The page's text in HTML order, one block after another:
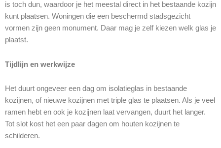
is toch dun, waardoor je het meestal direct in het bestaande kozijn
kunt plaatsen. Woningen die een beschermd stadsgezicht
vormen zijn geen monument. Daar mag je zelf kiezen welk glas je
plaatst.
Tijdlijn en werkwijze
Het duurt ongeveer een dag om isolatieglas in bestaande
kozijnen, of nieuwe kozijnen met triple glas te plaatsen. Als je veel
ramen hebt en ook je kozijnen laat vervangen, duurt het langer.
Tot slot kost het een paar dagen om houten kozijnen te
schilderen.